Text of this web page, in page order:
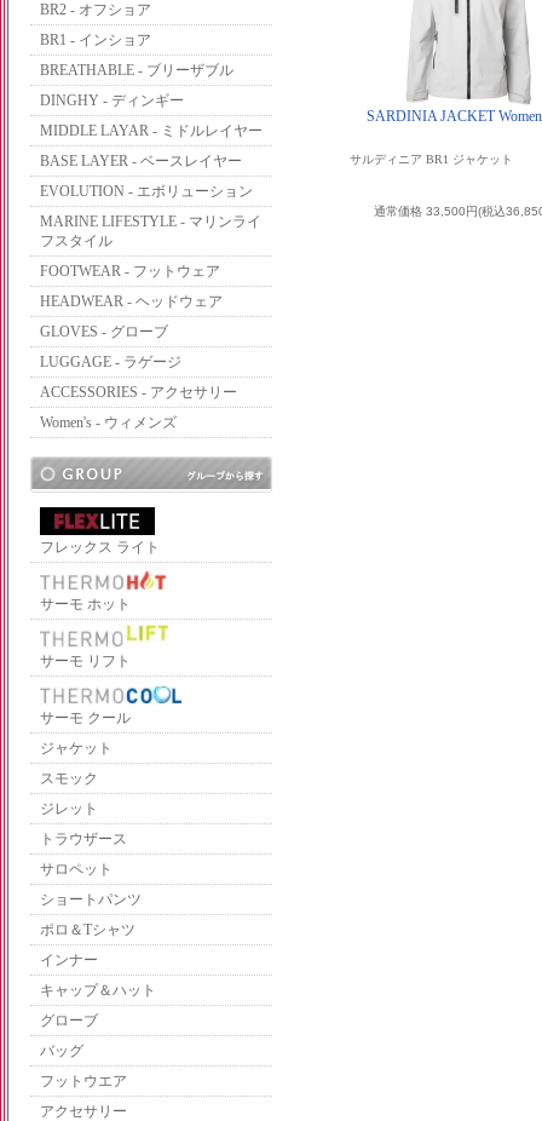
BR2 - オフショア
BR1 - インショア
BREATHABLE - ブリーザブル
DINGHY - ディンギー
MIDDLE LAYAR - ミドルレイヤー
BASE LAYER - ベースレイヤー
EVOLUTION - エボリューション
MARINE LIFESTYLE - マリンライ
フスタイル
FOOTWEAR - フットウェア
HEADWEAR - ヘッドウェア
GLOVES - グローブ
LUGGAGE - ラゲージ
ACCESSORIES - アクセサリー
Women's - ウィメンズ
フレックス ライト
サーモ ホット
サーモ リフト
サーモ クール
ジャケット
スモック
ジレット
トラウザース
サロペット
ショートパンツ
ポロ＆Tシャツ
インナー
キャップ＆ハット
グローブ
バッグ
フットウエア
アクセサリー
SARDINIA JACKET
サルディニア BR1 ジャケット
通常価格 33,500円(税込